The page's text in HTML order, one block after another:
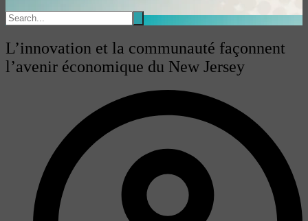
L’innovation et la communauté façonnent
l’avenir économique du New Jersey